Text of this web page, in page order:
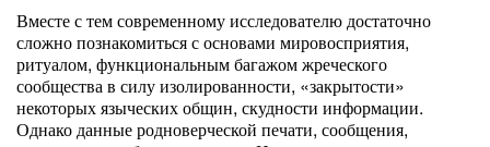
Вместе с тем современному исследователю достаточно
сложно познакомиться с основами мировосприятия,
ритуалом, функциональным багажом жреческого
сообщества в силу изолированности, «закрытости»
некоторых языческих общин, скудности информации.
Однако данные родноверческой печати, сообщения,